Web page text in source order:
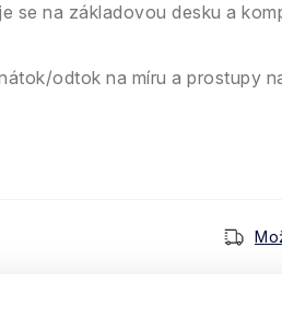
se na základovou desku a
odtok na míru a prostupy